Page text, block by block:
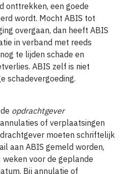
onttrekken, een goede
wordt. Mocht ABIS tot
overgaan, dan heeft ABIS
in verband met reeds
te lijden schade en
ABIS zelf is niet
schadevergoeding.
opdrachtgever
of verplaatsingen
moeten schriftelijk
aan ABIS gemeld worden,
weken voor de geplande
Bij annulatie of